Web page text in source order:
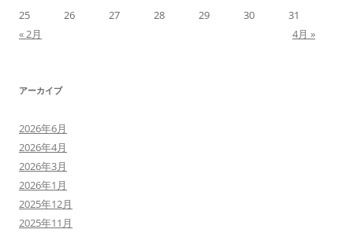
25
26 27 28 29 30
31
« 2月
4月 »
アーカイブ
2026年6月
2026年4月
2026年3月
2026年1月
2025年12月
2025年11月